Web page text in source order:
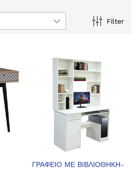
Filter
ΓΡΑΦΕΙΟ ΜΕ ΒΙΒΛΙΟΘΗΚΗ-